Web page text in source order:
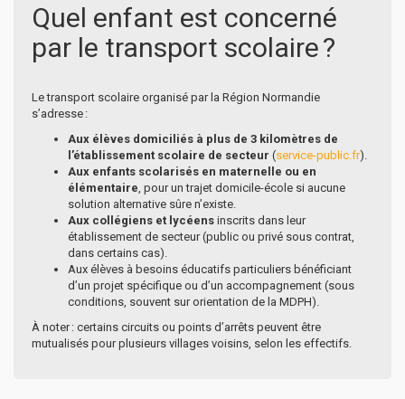
Quel enfant est concerné
par le transport scolaire ?
Le transport scolaire organisé par la Région Normandie
s’adresse :
Aux élèves domiciliés à plus de 3 kilomètres de
l’établissement scolaire de secteur (service-public.fr).
Aux enfants scolarisés en maternelle ou en
élémentaire , pour un trajet domicile-école si aucune
solution alternative sûre n’existe.
Aux collégiens et lycéens inscrits dans leur
établissement de secteur (public ou privé sous contrat,
dans certains cas).
Aux élèves à besoins éducatifs particuliers bénéficiant
d’un projet spécifique ou d’un accompagnement (sous
conditions, souvent sur orientation de la MDPH).
À noter : certains circuits ou points d’arrêts peuvent être
mutualisés pour plusieurs villages voisins, selon les effectifs.